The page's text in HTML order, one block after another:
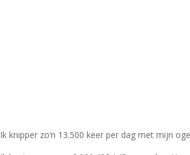
Ik knipper zo’n 13.500 keer per dag met mijn